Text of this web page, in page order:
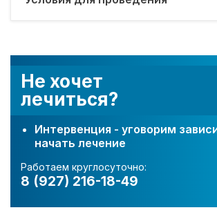
Не хочет
лечиться?
Интервенция - уговорим
начать лечение
Работаем круглосуточно:
8 (927) 216-18-49